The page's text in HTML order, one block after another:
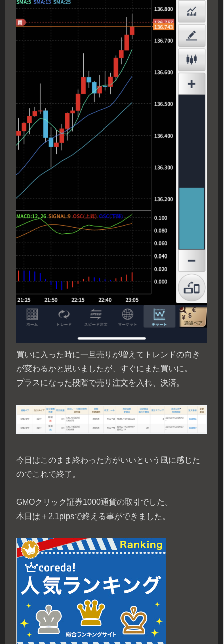
買いに入った時に一旦売りが増えてトレンドの向き
が変わるかと思いましたが、すぐにまた買いに。
プラスになった段階で売り注文を入れ、決済。
今日はこのまま終わった方がいいという風に感じた
のでこれで終了。
GMOクリック証券1000通貨の取引でした。
本日は＋2.1pipsで終える事ができました。